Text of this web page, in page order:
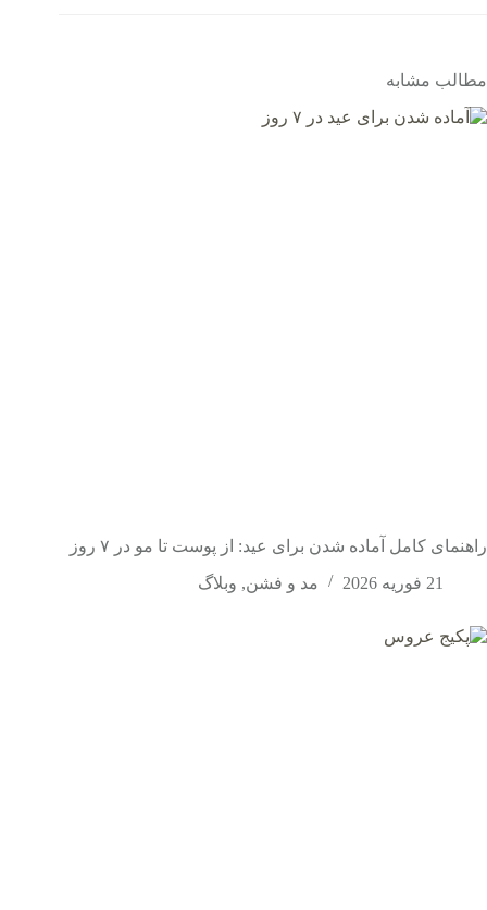
مطالب مشابه
راهنمای کامل آماده شدن برای عید: از پوست تا مو در ۷ روز
21 فوریه 2026
مد و فشن, وبلاگ